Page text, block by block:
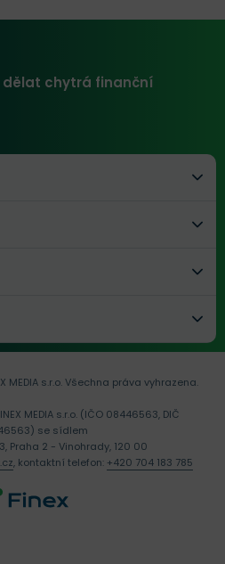
dělat chytrá finanční
s.r.o.Všechna práva vyhrazena.
MEDIA s.r.o. (IČO 08446563, DIČ
se sídlem
Praha 2 - Vinohrady, 120 00
, kontaktní telefon: +420 704 183 785